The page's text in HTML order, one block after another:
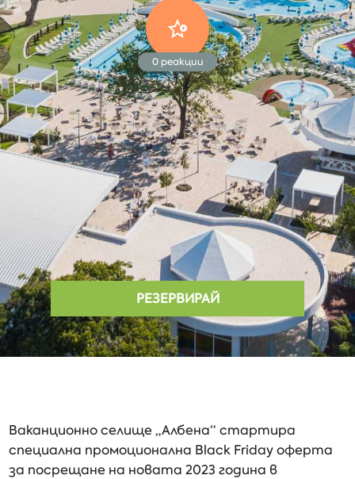
0реакции
РЕЗЕРВИРАЙ
Ваканционно селище „Албена“ стартира
специална промоционална Black Friday оферта
за посрещане на новата 2023 година в